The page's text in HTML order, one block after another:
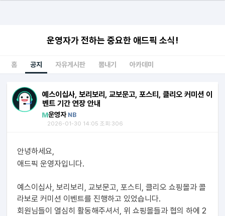
운영자가 전하는 중요한 애드픽 소식!
홈 공지 자유게시판 뽐내기 아카데미
예스이십사, 보리보리, 교보문고, 포스티, 클리오 커미션 이
벤트 기간 연장 안내
운영자 NB
2026-01-30 14:05 조회:306
안녕하세요,
애드픽 운영자입니다.
예스이십사, 보리보리, 교보문고, 포스티, 클리오쇼핑몰과 콜
라보로 커미션 이벤트를 진행하고 있었습니다.
회원님들이 열심히 활동해주셔서, 위 쇼핑몰들과 협의 하에 2